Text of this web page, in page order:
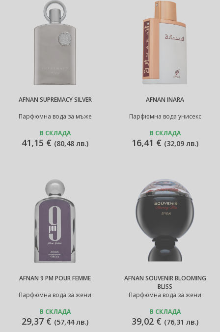
AFNAN SUPREMACY SILVER
Парфюмна вода за мъже
В СКЛАДА
41,15 € (80,48 лв.)
AFNAN INARA
Парфюмна вода унисекс
В СКЛАДА
16,41 € (32,09 лв.)
AFNAN 9 PM POUR FEMME
Парфюмна вода за жени
В СКЛАДА
29,37 € (57,44 лв.)
AFNAN SOUVENIR BLOOMING
BLISS
Парфюмна вода за жени
В СКЛАДА
39,02 € (76,31 лв.)